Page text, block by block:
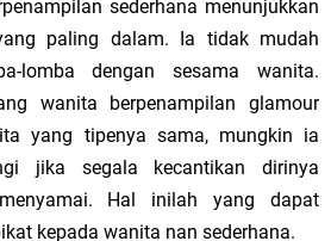
sederhana menunjukkan
paling dalam. Ia tidak mudah
lomba dengan sesama wanita.
wanita berpenampilan glamour
yang tipenya sama, mungkin ia
jika segala kecantikan dirinya
Hal inilah yang dapat
kepada wanita nan sederhana.